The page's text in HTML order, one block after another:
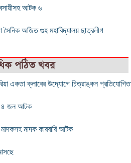
আটক ৬
অজিত গুহ মহাবিদ্যালয় ছাত্রলীগ
পঠিত খবর
একতা ক্লাবের উদ্যোগে চিত্রাঙ্কন
৪ জন আটক
মাদকসহ মাদক কারবারি আটক